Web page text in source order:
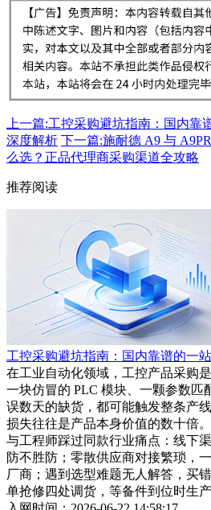
上一篇:工控采购避坑指南：国内靠
深度解析 下一篇:施耐德 A9 与
么选？正品代理商采购渠道全攻略
推荐阅读
工控采购避坑指南：国内靠谱的一
在工业自动化领域，工控产品采购
一块仿冒的 PLC 模块、一颗参数匹
误数天的缺货，都可能触发整条产
损失往往是产品本身价值的数十倍
与工程师踩过同款行业痛点：线下
防不胜防；零散供应商对接繁琐，
厂商；遇到选型难题无人解答，买
单抢修四处调货，等备件到位时生